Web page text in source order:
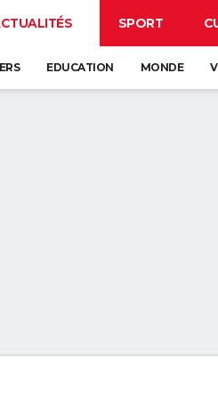
SPORT
EDUCATION MONDE